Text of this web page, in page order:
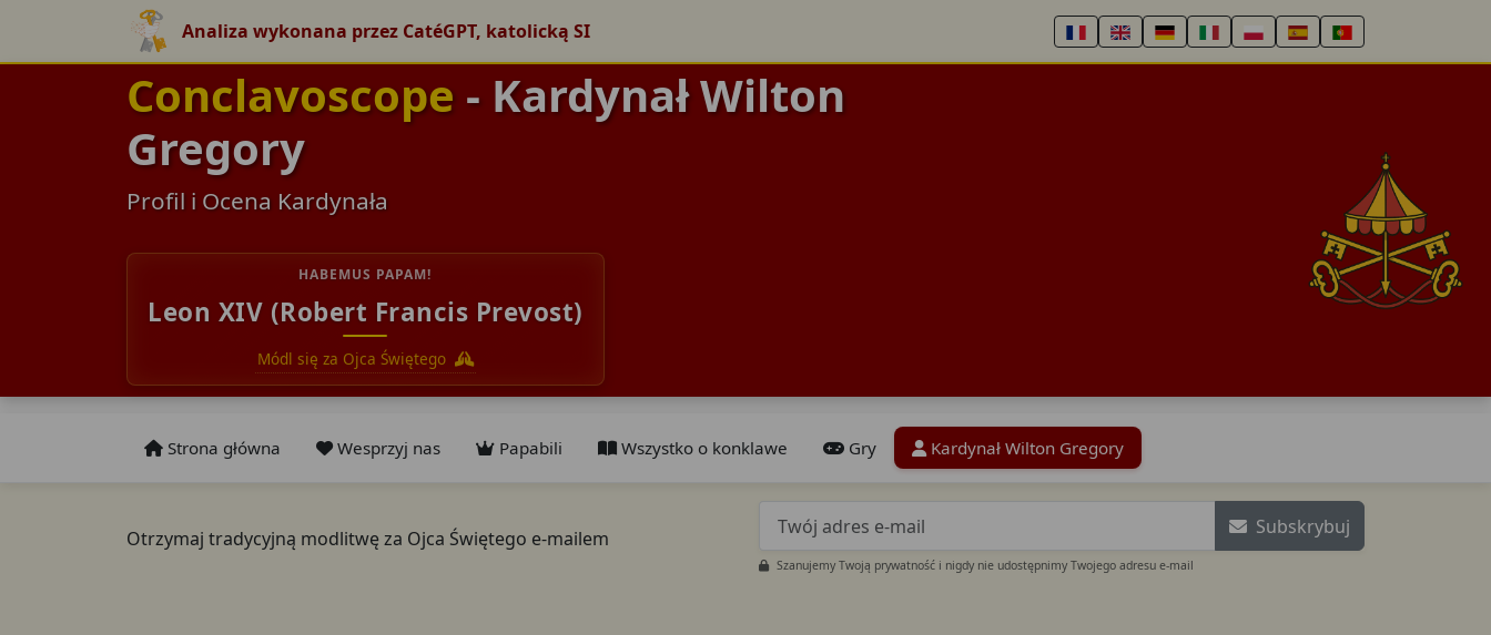
Analiza wykonana przez CatéGPT, katolicką SI
Conclavoscope - Kardynał Wilton
Gregory
Profil i Ocena Kardynała
HABEMUS PAPAM!
Leon XIV (Robert Francis Prevost)
Módl się za Ojca Świętego
Strona główna Wesprzyj nas Papabili Wszystko o konklawe Gry Kardynał Wilton Gregory
Otrzymaj tradycyjną modlitwę za Ojca Świętego e-mailem Subskrybuj
Szanujemy Twoją prywatność i nigdy nie udostępnimy Twojego adresu e-mail